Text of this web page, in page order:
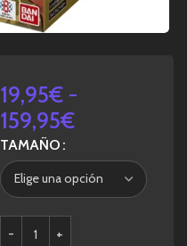
19,95€ -
159,95€
TAMAÑO